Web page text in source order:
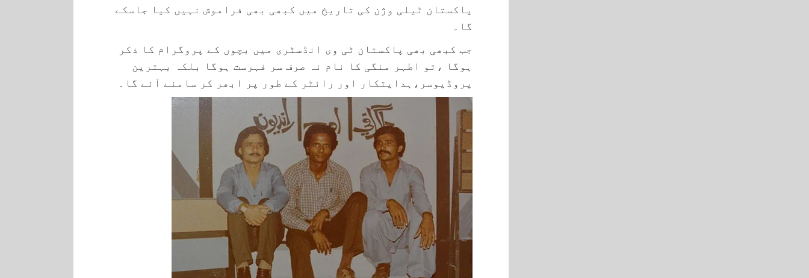
پاکستان ٹیلی وژن کی تاریخ میں کبھی بھی فراموش نہیں کیا جاسکے
گا۔
جب کبھی بھی پاکستان ٹی وی انڈسٹری میں بچوں کے پروگرام کا ذکر
ہوگا ،تو اطہر منگی کا نام نہ صرف سر فہرست ہوگا بلکہ بہترین
پروڈیوسر،ہدایتکار اور رائٹر کے طور پر ابھر کر سامنے آئے گا۔